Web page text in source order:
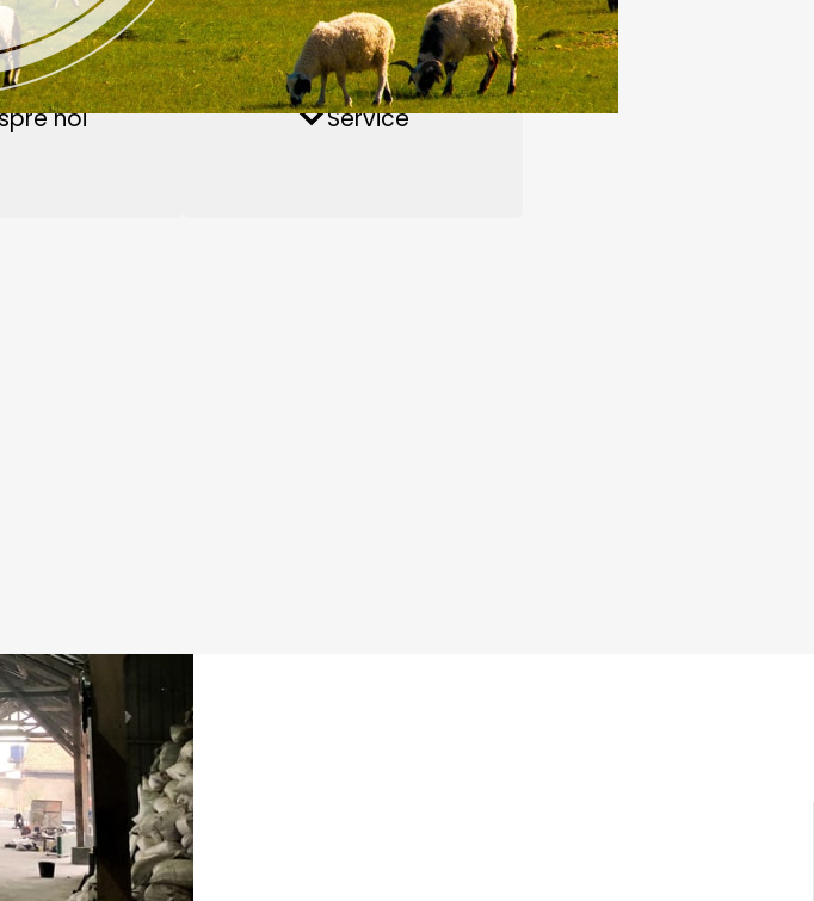
Instalație de peleți pentru
furaje acvatice
Fabrica de îngrășăminte
organice
frecvente Videoclipuri
noi Service